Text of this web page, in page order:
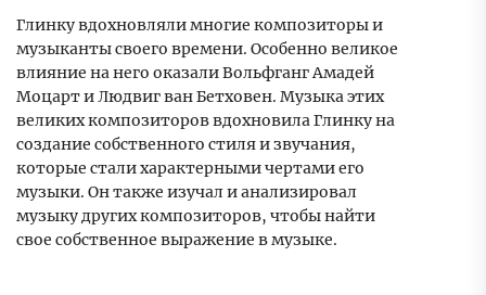
Глинку вдохновляли многие композиторы и
музыканты своего времени. Особенно великое
влияние на него оказали Вольфганг Амадей
Моцарт и Людвиг ван Бетховен. Музыка этих
великих композиторов вдохновила Глинку на
создание собственного стиля и звучания,
которые стали характерными чертами его
музыки. Он также изучал и анализировал
музыку других композиторов, чтобы найти
свое собственное выражение в музыке.